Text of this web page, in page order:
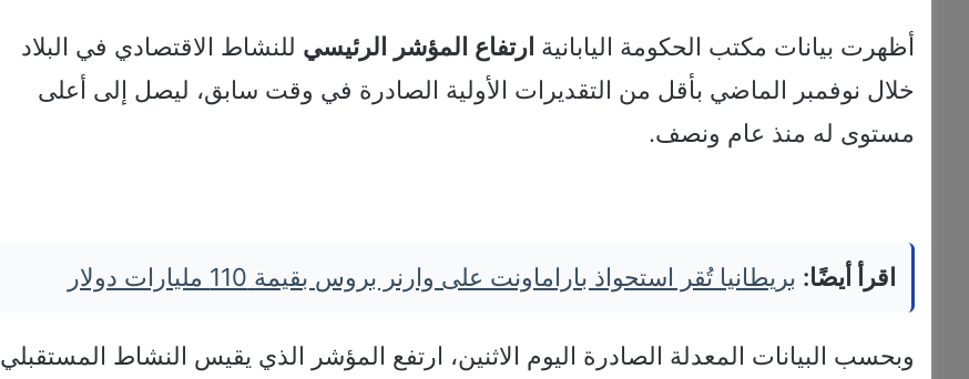
أظهرت بيانات مكتب الحكومة اليابانية ارتفاع المؤشر الرئيسي للنشاط الاقتصادي في البلاد
خلال نوفمبر الماضي بأقل من التقديرات الأولية الصادرة في وقت سابق، ليصل إلى أعلى
مستوى له منذ عام ونصف.
اقرأ أيضًا: بريطانيا تُقر استحواذ باراماونت على وارنر بروس بقيمة 110 مليارات دولار
وبحسب البيانات المعدلة الصادرة اليوم الاثنين، ارتفع المؤشر الذي يقيس النشاط المستقبلي